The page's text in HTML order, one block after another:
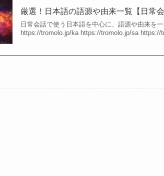
厳選！日本語の語源や由来一覧【日常
日常会話で使う日本語を中心に、語源や由来
https://tromolo.jp/ka https://tromolo.jp/sa https://